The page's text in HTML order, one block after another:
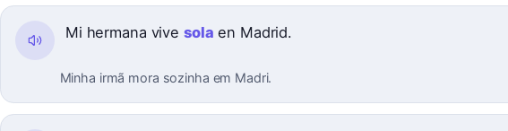
Mi hermana vive sola en Madrid.
Minha irmã mora sozinha em Madri.